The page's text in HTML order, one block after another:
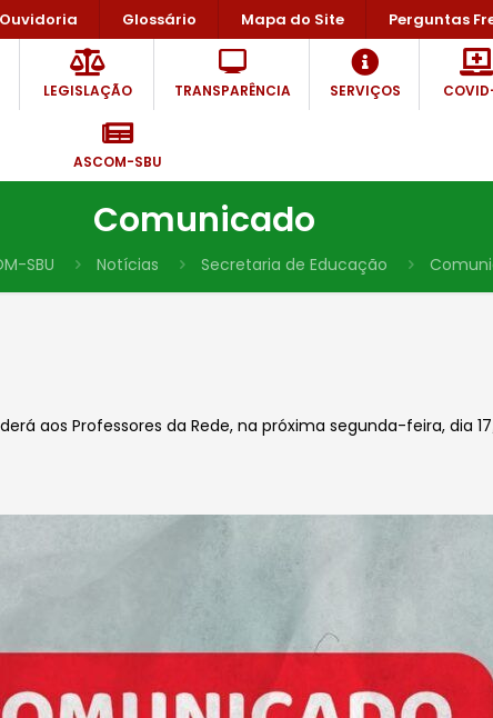
Ouvidoria Glossário Mapa do Site Perguntas
LEGISLAÇÃO TRANSPARÊNCIA SERVIÇOS
ASCOM-SBU
Comunicado
SBU Notícias Secretaria de Educação
aos Professores da Rede, na próxima segunda-feira, dia